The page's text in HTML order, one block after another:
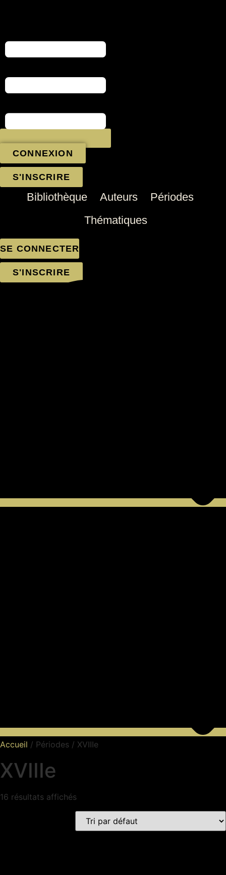
CONNEXION
S'INSCRIRE
Bibliothèque Auteurs
Périodes
Thématiques
SE CONNECTER
S'INSCRIRE
Accueil / Périodes / XVIIIe
XVIIIe
16 résultats affichés